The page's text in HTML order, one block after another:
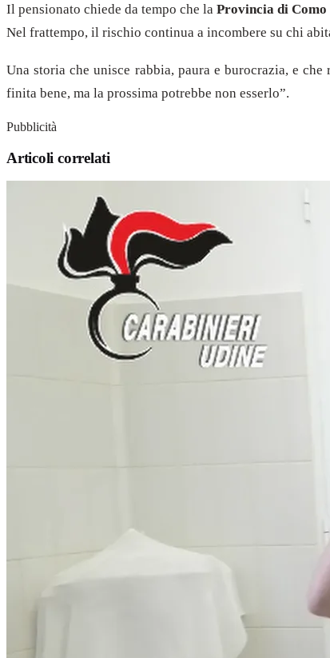
Il pensionato chiede da tempo che la Provincia di Como
Nel frattempo, il rischio continua a incombere su chi
Una storia che unisce rabbia, paura e burocrazia, e
finita bene, ma la prossima potrebbe non esserlo”.
Pubblicità
Articoli correlati